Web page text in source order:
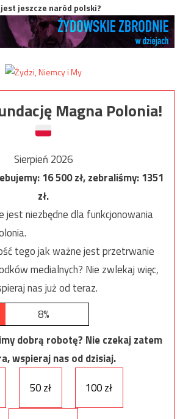
jest jeszcze naród polski?
Magna Polonia!
Sierpień 2026
16 500zł, zebraliśmy:1351
zł.
jest niezbędne dla funkcjonowania
tego jak ważne jest przetrwanie
medialnych? Nie zwlekaj więc,
nas już od teraz.
8%
dobrą robotę? Nie czekaj zatem
wspieraj nas od dzisiaj.
50 zł 100 zł